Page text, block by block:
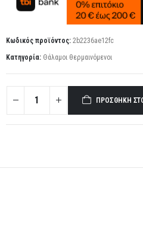
Κωδικός προϊόντος:2b2236ae12fc
Κατηγορία: Θάλαμοι θερμαινόμενοι
ΠΡΟΣΘΉΚΗ